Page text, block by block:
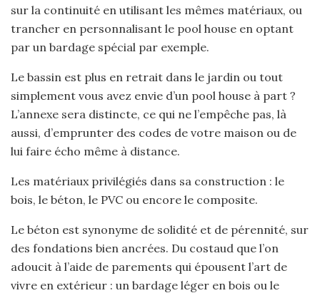
sur la continuité en utilisant les mêmes matériaux, ou
trancher en personnalisant le pool house en optant
par un bardage spécial par exemple.
Le bassin est plus en retrait dans le jardin ou tout
simplement vous avez envie d’un pool house à part ?
L’annexe sera distincte, ce qui ne l’empêche pas, là
aussi, d’emprunter des codes de votre maison ou de
lui faire écho même à distance.
Les matériaux privilégiés dans sa construction : le
bois, le béton, le PVC ou encore le composite.
Le béton est synonyme de solidité et de pérennité, sur
des fondations bien ancrées. Du costaud que l’on
adoucit à l’aide de parements qui épousent l’art de
vivre en extérieur : un bardage léger en bois ou le